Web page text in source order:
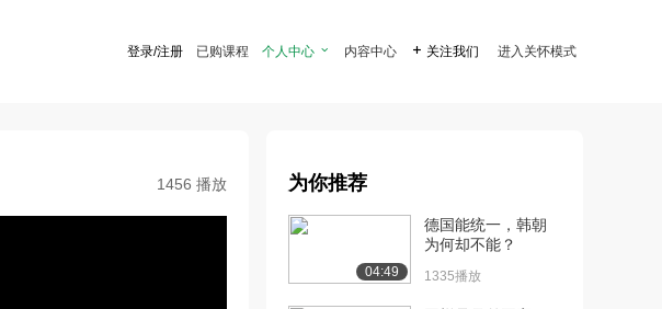
登录/注册 已购课程 个人中心  内容中心  关注我们 进入关怀模式
1456 播放 为你推荐
04:49
德国能统一，韩朝
为何却不能？
1335播放